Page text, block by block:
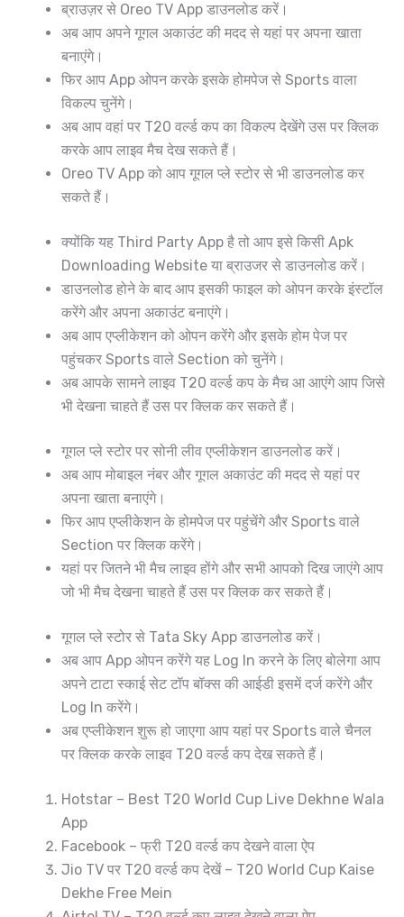
ब्राउज़र से Oreo TV App डाउनलोड करें।
अब आप अपने गूगल अकाउंट की मदद से यहां पर अपना खाता
बनाएंगे।
फिर आप App ओपन करके इसके होमपेज से Sports वाला
विकल्प चुनेंगे।
अब आप वहां पर T20 वर्ल्ड कप का विकल्प देखेंगे उस पर क्लिक
करके आप लाइव मैच देख सकते हैं।
Oreo TV App को आप गूगल प्ले स्टोर से भी डाउनलोड कर
सकते हैं।
क्योंकि यह Third Party App है तो आप इसे किसी Apk
Downloading Website या ब्राउजर से डाउनलोड करें।
डाउनलोड होने के बाद आप इसकी फाइल को ओपन करके इंस्टॉल
करेंगे और अपना अकाउंट बनाएंगे।
अब आप एप्लीकेशन को ओपन करेंगे और इसके होम पेज पर
पहुंचकर Sports वाले Section को चुनेंगे।
अब आपके सामने लाइव T20 वर्ल्ड कप के मैच आ आएंगे आप जिसे
भी देखना चाहते हैं उस पर क्लिक कर सकते हैं।
गूगल प्ले स्टोर पर सोनी लीव एप्लीकेशन डाउनलोड करें।
अब आप मोबाइल नंबर और गूगल अकाउंट की मदद से यहां पर
अपना खाता बनाएंगे।
फिर आप एप्लीकेशन के होमपेज पर पहुंचेंगे और Sports वाले
Section पर क्लिक करेंगे।
यहां पर जितने भी मैच लाइव होंगे और सभी आपको दिख जाएंगे आप
जो भी मैच देखना चाहते हैं उस पर क्लिक कर सकते हैं।
गूगल प्ले स्टोर से Tata Sky App डाउनलोड करें।
अब आप App ओपन करेंगे यह Log In करने के लिए बोलेगा आप
अपने टाटा स्काई सेट टॉप बॉक्स की आईडी इसमें दर्ज करेंगे और
Log In करेंगे।
अब एप्लीकेशन शुरू हो जाएगा आप यहां पर Sports वाले चैनल
पर क्लिक करके लाइव T20 वर्ल्ड कप देख सकते हैं।
Hotstar – Best T20 World Cup Live Dekhne Wala
App
Facebook – फ्री T20 वर्ल्ड कप देखने वाला ऐप
Jio TV पर T20 वर्ल्ड कप देखें – T20 World Cup Kaise
Dekhe Free Mein